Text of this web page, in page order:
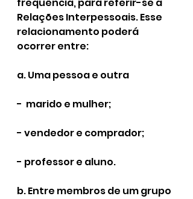
Relações Interpessoais. Esse
relacionamento poderá
ocorrer entre:
a. Uma pessoa e outra
-  marido e mulher;
- vendedor e comprador;
- professor e aluno.
b. Entre membros de um grupo